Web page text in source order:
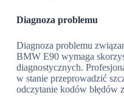
Diagnoza problemu
Diagnoza problemu
BMW E90 wymaga
diagnostycznych.
w stanie przeprowadzić
odczytanie kodów błędów